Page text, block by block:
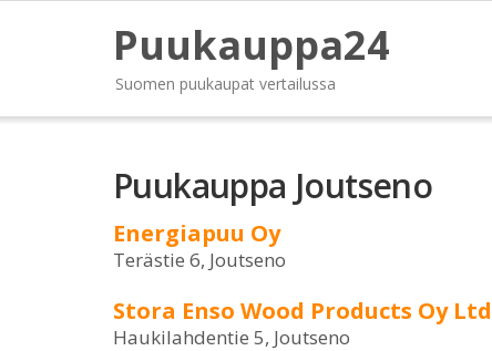
Puukauppa24
Suomen puukaupat vertailussa
Puukauppa Joutseno
Energiapuu Oy
Terästie 6, Joutseno
Stora Enso Wood Products Oy
Haukilahdentie 5, Joutseno